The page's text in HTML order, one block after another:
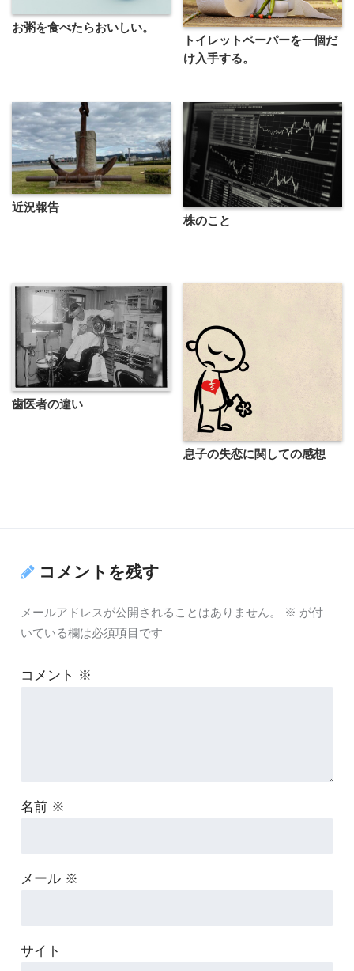
お粥を食べたらおいしい。
トイレットペーパーを一個だ
け入手する。
近況報告
株のこと
歯医者の違い
息子の失恋に関しての感想
コメントを残す
メールアドレスが公開されることはありません。 ※ が付
いている欄は必須項目です
コメント ※
名前 ※
メール ※
サイト